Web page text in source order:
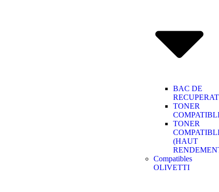
BAC DE
TONER
TONER
(HAUT
Compatibles
OLIVETTI